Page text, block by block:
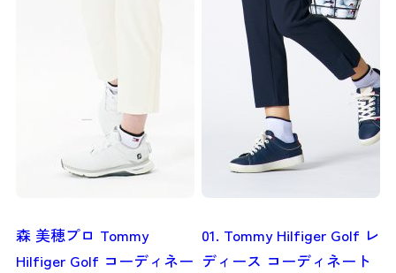
森 美穂プロ Tommy
Hilfiger Golf コーディネー
01. Tommy Hilfiger Golf レ
ディース コーディネート